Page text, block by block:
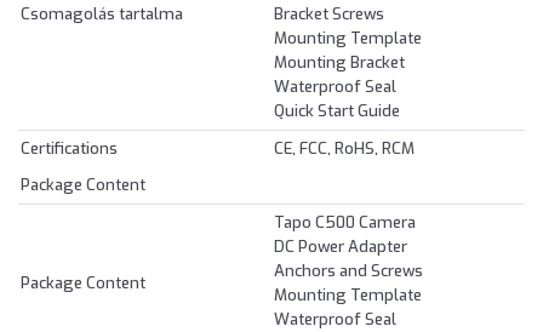
Csomagolás tartalma
Bracket Screws
Mounting Template
Mounting Bracket
Waterproof Seal
Quick Start Guide
Certifications
CE, FCC, RoHS, RCM
Package Content
Package Content
Tapo C500 Camera
DC Power Adapter
Anchors and Screws
Mounting Template
Waterproof Seal